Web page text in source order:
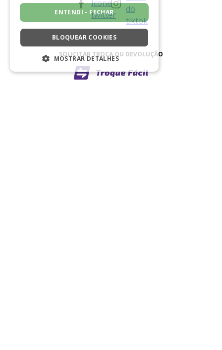
SOLICITAR TROCA OU DEVOLUÇÃO
ENTENDI - FECHAR
BLOQUEAR COOKIES
MOSTRAR DETALHES
ESTRITAMENTE NECESSÁRIOS